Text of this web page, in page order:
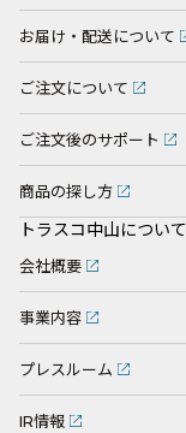
お届け・配送について
ご注文について
ご注文後のサポート
商品の探し方
トラスコ中山について
会社概要
事業内容
プレスルーム
IR情報